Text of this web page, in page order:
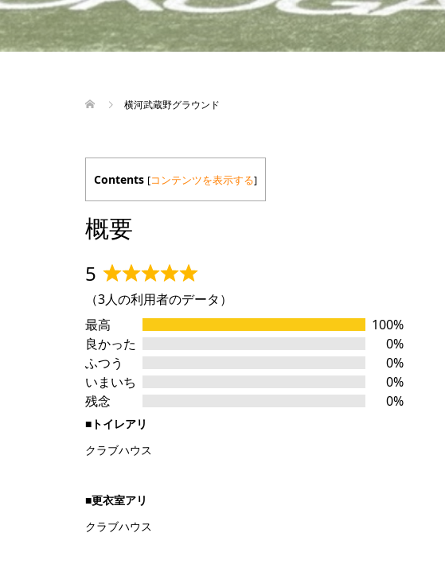
横河武蔵野グラウンド
Contents [コンテンツを表示する]
概要
5 Rated
5
out
of
5
（3人の利用者のデータ）
最高
100%
良かった
0%
ふつう
0%
いまいち
0%
残念
0%
■トイレアリ
クラブハウス
■更衣室アリ
クラブハウス